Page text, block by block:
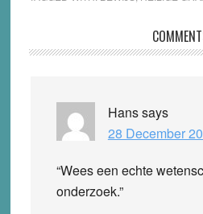
Interactions
Hanssays
28 December
“Wees een echte
onderzoek.”